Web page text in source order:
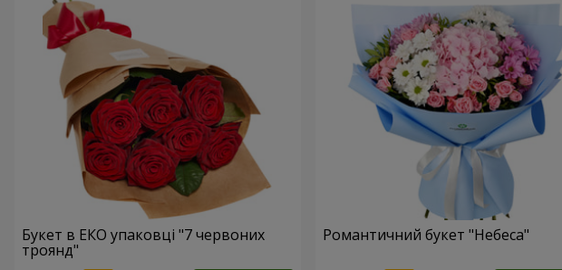
Букет в ЕКО упаковці "7 червоних
троянд"
Романтичний букет "Небеса"